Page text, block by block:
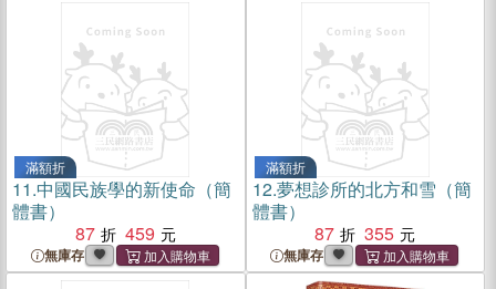
滿額折
11.中國民族學的新使命（簡
體書）
87
459
無庫存
滿額折
12.夢想診所的北方和雪（簡
體書）
87
355
無庫存